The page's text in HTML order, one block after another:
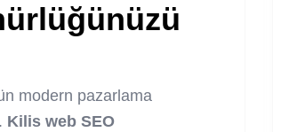
modern pazarlama
Kilis web SEO